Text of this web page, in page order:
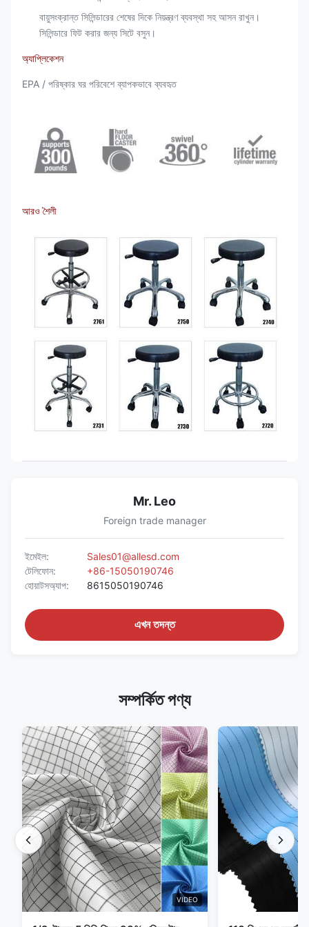
বায়ুসংক্রান্ত সিলিন্ডারের শেষের দিকে নিয়ন্ত্রণ ব্যবস্থা সহ আসন রাখুন।
সিলিন্ডারে ফিট করার জন্য সিটে বসুন।
অ্যাপ্লিকেশন
EPA / পরিষ্কার ঘর পরিবেশে ব্যাপকভাবে ব্যবহৃত
আরও শৈলী
Mr. Leo
Foreign trade manager
ইমেইল:
Sales01@allesd.com
টেলিফোন:
+86-15050190746
হোয়াটসঅ্যাপ:
8615050190746
এখন তদন্ত
সম্পর্কিত পণ্য
VIDEO